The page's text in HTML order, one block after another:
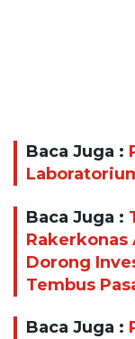
Baca Juga :
Baca Juga :
Rakerkonas
Dorong
Tembus
Baca Juga :